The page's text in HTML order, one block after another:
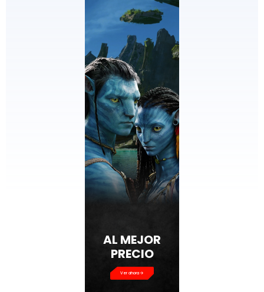
EDICIONES
ESPECIALES
Ver ahora